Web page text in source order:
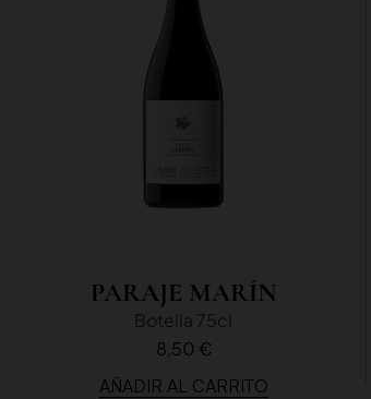
PARAJE MARÍN
Botella 75cl
8,50 €
AÑADIR AL CARRITO